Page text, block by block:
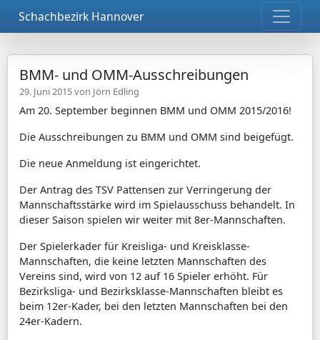
Schachbezirk Hannover
BMM- und OMM-Ausschreibungen
29. Juni 2015 von Jörn Edling
Am 20. September beginnen BMM und OMM 2015/2016!
Die Ausschreibungen zu BMM und OMM sind beigefügt.
Die neue Anmeldung ist eingerichtet.
Der Antrag des TSV Pattensen zur Verringerung der
Mannschaftsstärke wird im Spielausschuss behandelt. In
dieser Saison spielen wir weiter mit 8er-Mannschaften.
Der Spielerkader für Kreisliga- und Kreisklasse-
Mannschaften, die keine letzten Mannschaften des
Vereins sind, wird von 12 auf 16 Spieler erhöht. Für
Bezirksliga- und Bezirksklasse-Mannschaften bleibt es
beim 12er-Kader, bei den letzten Mannschaften bei den
24er-Kadern.